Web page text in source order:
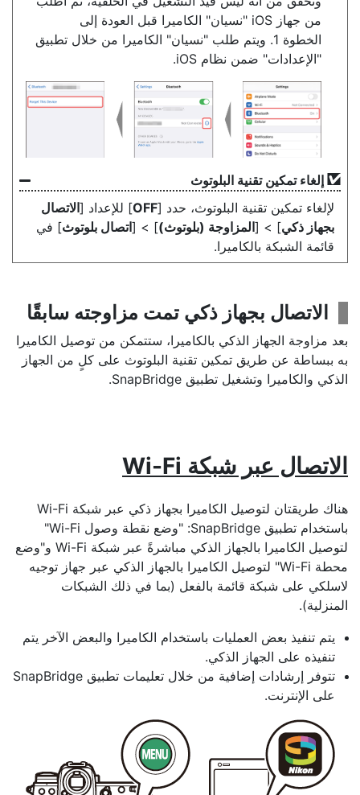
من جهاز iOS "نسيان" الكاميرا قبل العودة إلى
الخطوة 1. ويتم طلب "نسيان" الكاميرا من خلال تطبيق
"الإعدادات" ضمن نظام iOS.
إلغاء تمكين تقنية البلوتوث
لإلغاء تمكين تقنية البلوتوث، حدد [OFF] للإعداد [الاتصال
بجهاز ذكي] > [المزاوجة (بلوتوث)] > [اتصال بلوتوث] في
قائمة الشبكة بالكاميرا.
الاتصال بجهاز ذكي تمت مزاوجته سابقًا
بعد مزاوجة الجهاز الذكي بالكاميرا، ستتمكن من توصيل الكاميرا
به ببساطة عن طريق تمكين تقنية البلوتوث على كلٍ من الجهاز
الذكي والكاميرا وتشغيل تطبيق SnapBridge.
الاتصال عبر شبكة Wi-Fi
هناك طريقتان لتوصيل الكاميرا بجهاز ذكي عبر شبكة Wi-Fi
باستخدام تطبيق SnapBridge: "وضع نقطة وصول Wi-Fi"
لتوصيل الكاميرا بالجهاز الذكي مباشرةً عبر شبكة Wi-Fi و"وضع
محطة Wi-Fi" لتوصيل الكاميرا بالجهاز الذكي عبر جهاز توجيه
لاسلكي على شبكة قائمة بالفعل (بما في ذلك الشبكات
المنزلية).
يتم تنفيذ بعض العمليات باستخدام الكاميرا والبعض الآخر يتم
تنفيذه على الجهاز الذكي.
تتوفر إرشادات إضافية من خلال تعليمات تطبيق SnapBridge
على الإنترنت.